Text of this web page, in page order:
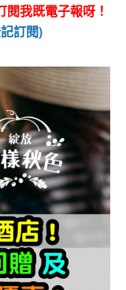
我既電子報呀！
訂閱)